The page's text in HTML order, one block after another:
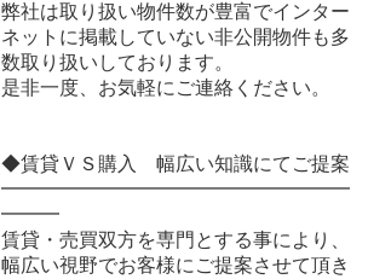
弊社は取り扱い物件数が豊富でインター
ネットに掲載していない非公開物件も多
数取り扱いしております。
是非一度、お気軽にご連絡ください。
◆賃貸ＶＳ購入 幅広い知識にてご提案
━━━━━━━━━━━━━━━━━━
━━━
賃貸・売買双方を専門とする事により、
幅広い視野でお客様にご提案させて頂き